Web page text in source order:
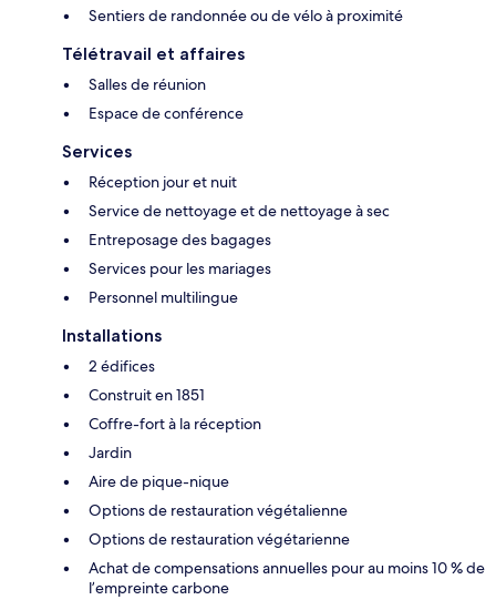
Sentiers de randonnée ou de vélo à proximité
Télétravail et affaires
Salles de réunion
Espace de conférence
Services
Réception jour et nuit
Service de nettoyage et de nettoyage à sec
Entreposage des bagages
Services pour les mariages
Personnel multilingue
Installations
2 édifices
Construit en 1851
Coffre-fort à la réception
Jardin
Aire de pique-nique
Options de restauration végétalienne
Options de restauration végétarienne
Achat de compensations annuelles pour au moins 10 % de
l’empreinte carbone